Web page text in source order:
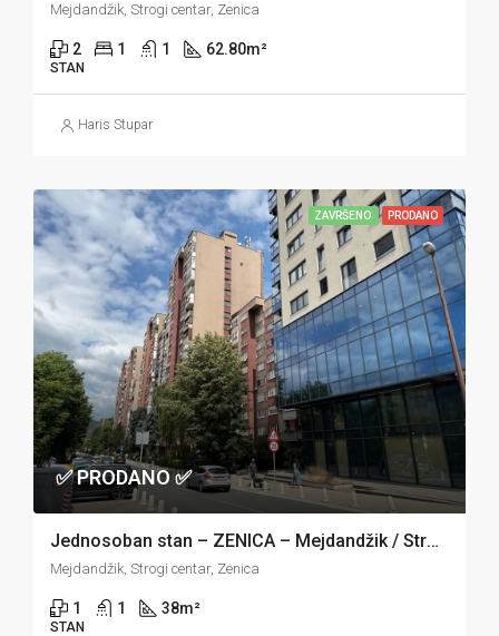
Mejdandžik, Strogi centar, Zenica
2 1 1 62.80m²
STAN
Haris Stupar
ZAVRŠENO PRODANO
✅ PRODANO ✅
Jednosoban stan – ZENICA – Mejdandžik / Strogi centar
Mejdandžik, Strogi centar, Zenica
1 1 38m²
STAN